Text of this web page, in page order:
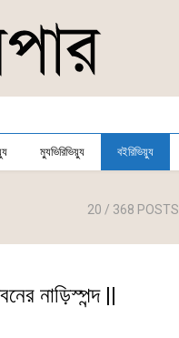
ম্যুভিরিভিয়্যু বইরিভিয়্যু
20 / 368 POSTS
নাড়িস্পন্দ ||